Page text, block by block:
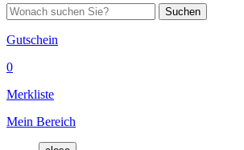
Suchen
Gutschein
0
Merkliste
Mein Bereich